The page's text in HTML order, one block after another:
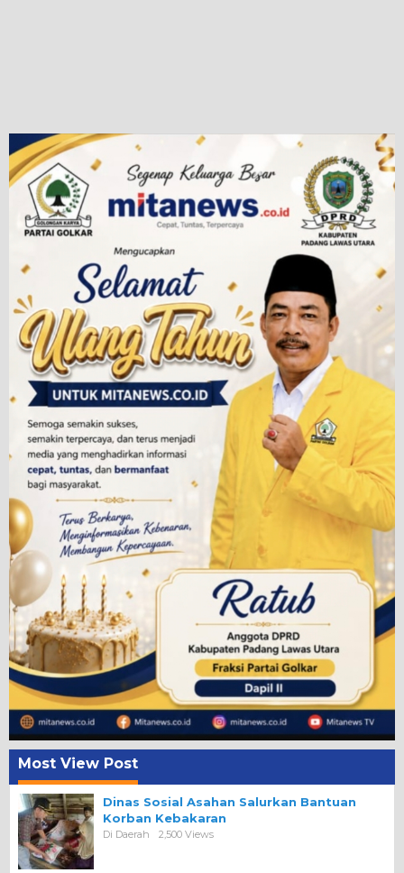
Most View Post
Dinas Sosial Asahan Salurkan Bantuan
Korban Kebakaran
Di Daerah 2,500 Views